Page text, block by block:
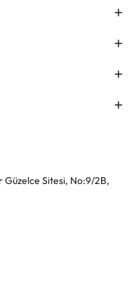
Güzelce Sitesi, No:9/2B,